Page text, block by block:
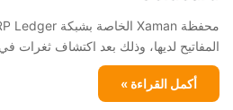
المفاتيح لديها، وذلك بعد اكتشاف ثغرات
أكمل القراءة »